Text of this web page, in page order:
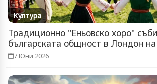
Култура
Традиционно "Еньовско хоро"
българската общност в Лондон
7 Юни 2026